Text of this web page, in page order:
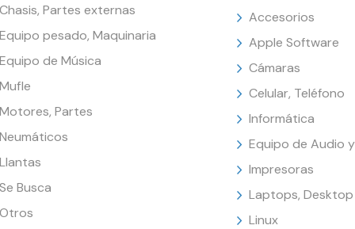
Partes externas
pesado, Maquinaria
de Música
Partes
Busca
Accesorios
Apple Software
Cámaras
Celular, Teléfono
Informática
Equipo de Audio
Impresoras
Laptops, Desktop
Linux